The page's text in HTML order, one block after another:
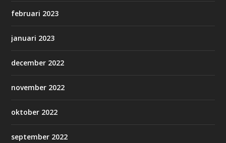
februari 2023
januari 2023
december 2022
november 2022
oktober 2022
september 2022